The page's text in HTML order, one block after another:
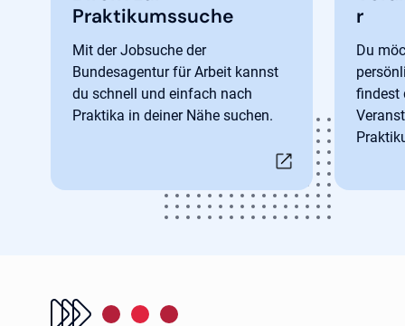
Praktikumssuche
Mit der Jobsuche der
Bundesagentur für Arbeit kannst
du schnell und einfach nach
Praktika in deiner Nähe suchen.
r
Du
findest